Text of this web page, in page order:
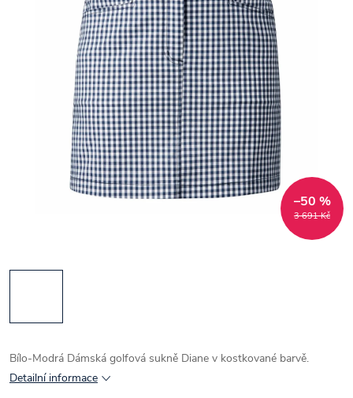
3 691 Kč
–50 %
Bílo-Modrá Dámská golfová sukně Diane v kostkované barvě.
Detailní informace